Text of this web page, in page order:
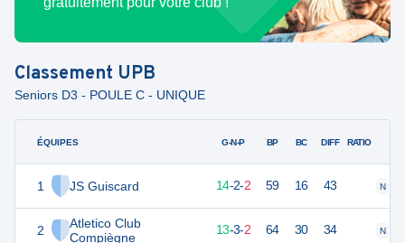
Classement UPB
Seniors D3 - POULE C - UNIQUE
ÉQUIPES
1 JS Guiscard
2
Atletico Club
Compiègne
G-N-P BP BC DIFF RATIO
14-2-2 59 16 43 N
13-3-2 64 30 34 N